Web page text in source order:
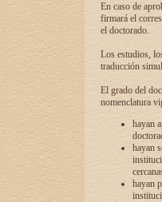
En caso de
firmará el
el doctorado.
Los estudios,
traducción
El grado del
nomenclatura
hayan
hayan
hayan